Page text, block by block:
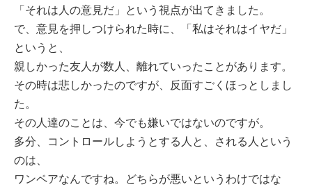
「それは人の意見だ」という視点が出てきました。
で、意見を押しつけられた時に、「私はそれはイヤだ」
というと、
親しかった友人が数人、離れていったことがあります。
その時は悲しかったのですが、反面すごくほっとしまし
た。
その人達のことは、今でも嫌いではないのですが。
多分、コントロールしようとする人と、される人という
のは、
ワンペアなんですね。どちらが悪いというわけではな